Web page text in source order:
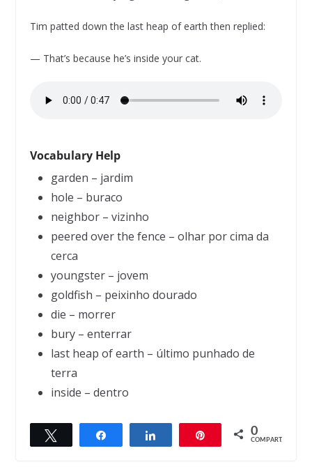
Tim patted down the last heap of earth then replied:
— That’s because he’s inside your cat.
Vocabulary Help
garden – jardim
hole – buraco
neighbor – vizinho
peered over the fence – olhar por cima da
cerca
youngster – jovem
goldfish – peixinho dourado
die – morrer
bury – enterrar
last heap of earth – último punhado de
terra
inside – dentro
Compartilhar Compartilhar 0
COMPART.
← Previous
Next →